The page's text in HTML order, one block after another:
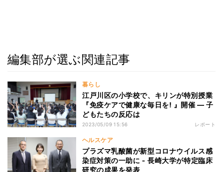
編集部が選ぶ関連記事
暮らし
江戸川区の小学校で、キリンが特別授業
『免疫ケアで健康な毎日を! 』開催 ― 子
どもたちの反応は
2023/05/09 15:56 レポート
ヘルスケア
プラズマ乳酸菌が新型コロナウイルス感
染症対策の一助に - 長崎大学が特定臨床
研究の成果を発表